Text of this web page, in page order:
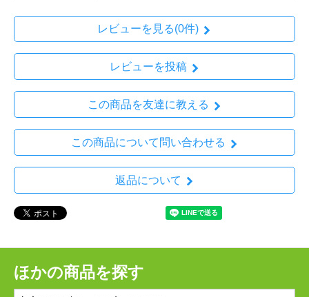
レビューを見る(0件)
レビューを投稿
この商品を友達に教える
この商品について問い合わせる
返品について
ほかの商品を探す